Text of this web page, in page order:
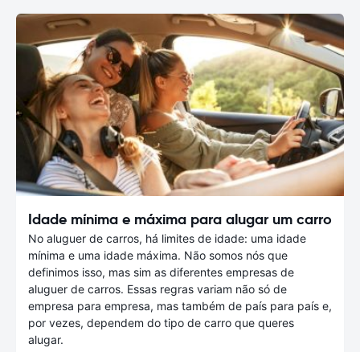
Idade mínima e máxima para alugar um carro
No aluguer de carros, há limites de idade: uma idade
mínima e uma idade máxima. Não somos nós que
definimos isso, mas sim as diferentes empresas de
aluguer de carros. Essas regras variam não só de
empresa para empresa, mas também de país para país e,
por vezes, dependem do tipo de carro que queres
alugar.